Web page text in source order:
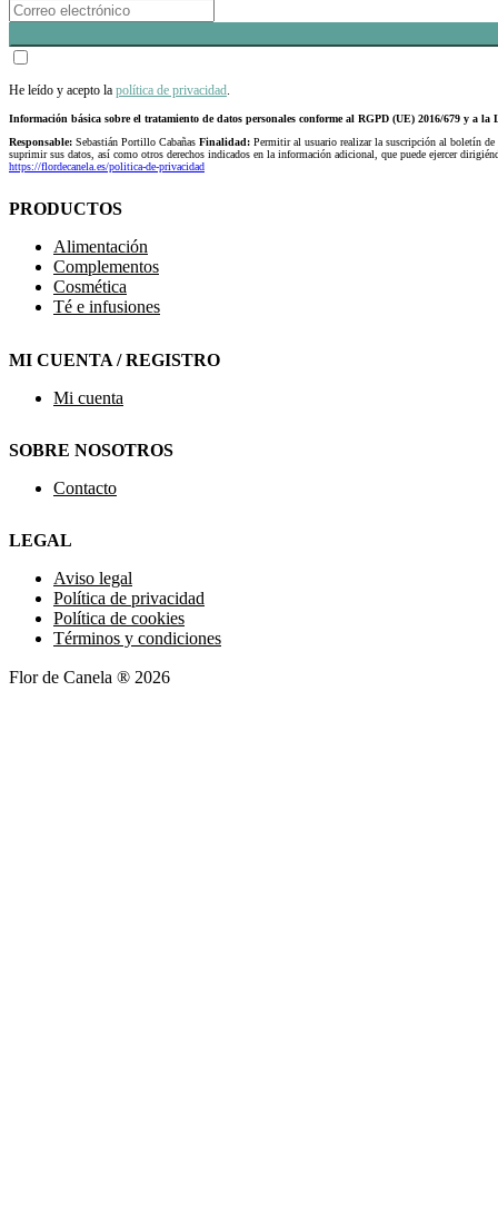
He leído y acepto la política de privacidad.
Información básica sobre el tratamiento de datos personales conforme al RGPD (UE) 2016/679 y a la
Responsable: Sebastián Portillo Cabañas Finalidad: Permitir al usuario realizar la suscripción al boletín
suprimir sus datos, así como otros derechos indicados en la información adicional, que puede ejercer
https://flordecanela.es/politica-de-privacidad
PRODUCTOS
Alimentación
Complementos
Cosmética
Té e infusiones
MI CUENTA / REGISTRO
Mi cuenta
SOBRE NOSOTROS
Contacto
LEGAL
Aviso legal
Política de privacidad
Política de cookies
Términos y condiciones
Flor de Canela ® 2026